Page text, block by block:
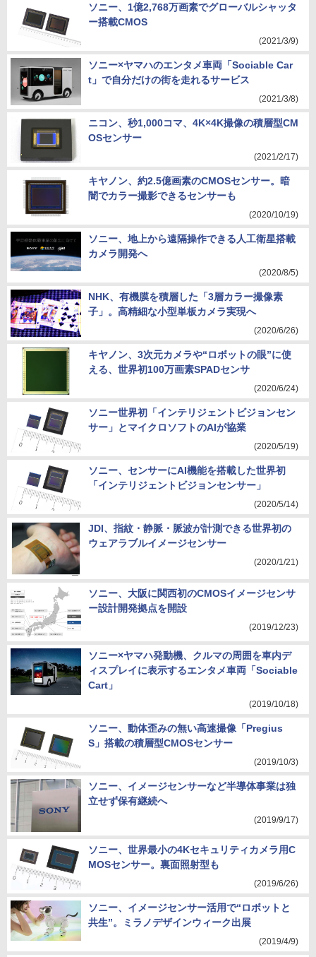
ソニー、1億2,768万画素でグローバルシャッタ
ー搭載CMOS
(2021/3/9)
ソニー×ヤマハのエンタメ車両「Sociable Car
t」で自分だけの街を走れるサービス
(2021/3/8)
ニコン、秒1,000コマ、4K×4K撮像の積層型CM
OSセンサー
(2021/2/17)
キヤノン、約2.5億画素のCMOSセンサー。暗
闇でカラー撮影できるセンサーも
(2020/10/19)
ソニー、地上から遠隔操作できる人工衛星搭載
カメラ開発へ
(2020/8/5)
NHK、有機膜を積層した「3層カラー撮像素
子」。高精細な小型単板カメラ実現へ
(2020/6/26)
キヤノン、3次元カメラや“ロボットの眼”に使
える、世界初100万画素SPADセンサ
(2020/6/24)
ソニー世界初「インテリジェントビジョンセン
サー」とマイクロソフトのAIが協業
(2020/5/19)
ソニー、センサーにAI機能を搭載した世界初
「インテリジェントビジョンセンサー」
(2020/5/14)
JDI、指紋・静脈・脈波が計測できる世界初の
ウェアラブルイメージセンサー
(2020/1/21)
ソニー、大阪に関西初のCMOSイメージセンサ
ー設計開発拠点を開設
(2019/12/23)
ソニー×ヤマハ発動機、クルマの周囲を車内デ
ィスプレイに表示するエンタメ車両「Sociable
Cart」
(2019/10/18)
ソニー、動体歪みの無い高速撮像「Pregius
S」搭載の積層型CMOSセンサー
(2019/10/3)
ソニー、イメージセンサーなど半導体事業は独
立せず保有継続へ
(2019/9/17)
ソニー、世界最小の4Kセキュリティカメラ用C
MOSセンサー。裏面照射型も
(2019/6/26)
ソニー、イメージセンサー活用で“ロボットと
共生”。ミラノデザインウィーク出展
(2019/4/9)